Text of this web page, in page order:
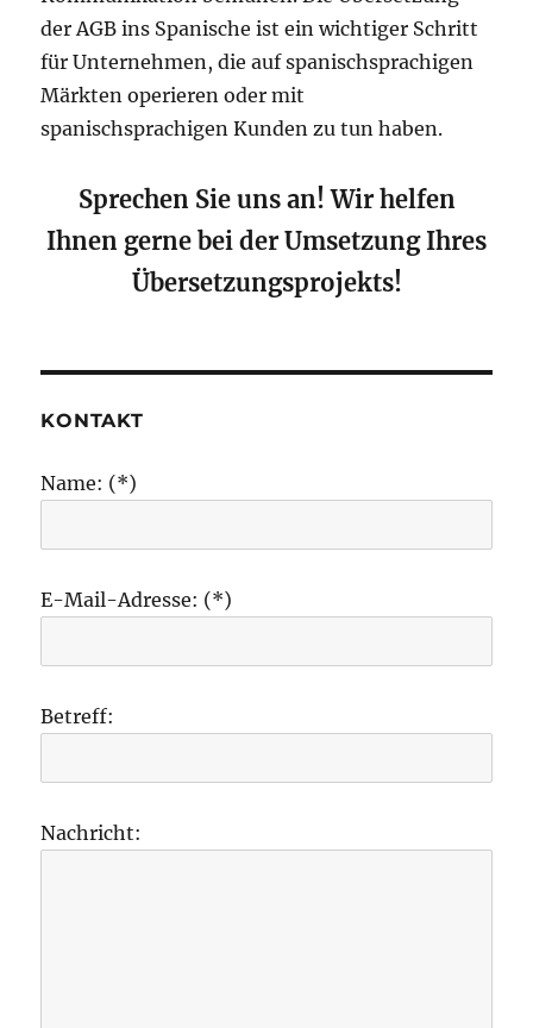
der AGB ins Spanische ist ein wichtiger Schritt
für Unternehmen, die auf spanischsprachigen
Märkten operieren oder mit
spanischsprachigen Kunden zu tun haben.
Sprechen Sie uns an! Wir helfen
Ihnen gerne bei der Umsetzung Ihres
Übersetzungsprojekts!
KONTAKT
Name: (*)
E-Mail-Adresse: (*)
Betreff:
Nachricht: